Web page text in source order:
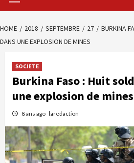
HOME 2018 SEPTEMBRE 27
BURKINA
DANS UNE EXPLOSION DE MINES
SOCIETE
Burkina Faso : Huit
une explosion de mines
8 ans ago laredaction